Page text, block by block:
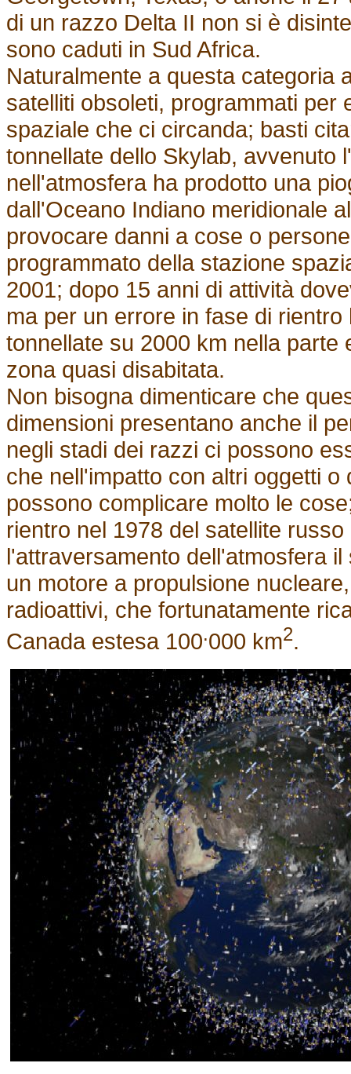
di un razzo Delta II non si è
sono caduti in Sud Africa.
Naturalmente a questa categoria
satelliti obsoleti, programmati per
spaziale che ci circanda; basti
tonnellate dello Skylab, avvenuto
nell'atmosfera ha prodotto una
dall'Oceano Indiano meridionale
provocare danni a cose o
programmato della stazione
2001; dopo 15 anni di attività
ma per un errore in fase di
tonnellate su 2000 km nella
zona quasi disabitata.
Non bisogna dimenticare che
dimensioni presentano anche il
negli stadi dei razzi ci possono
che nell'impatto con altri oggetti
possono complicare molto le
rientro nel 1978 del satellite
l'attraversamento dell'atmosfera
un motore a propulsione
radioattivi, che fortunatamente
Canada estesa 100.000 km2.